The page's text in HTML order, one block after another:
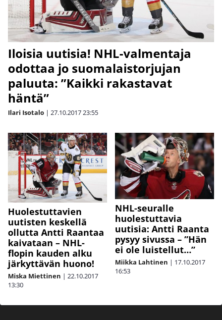
Iloisia uutisia! NHL-valmentaja
odottaa jo suomalaistorjujan
paluuta: ”Kaikki rakastavat
häntä”
Ilari Isotalo | 27.10.201723:55
Huolestuttavien
uutisten keskellä
ollutta Antti Raantaa
kaivataan – NHL-
flopin kauden alku
järkyttävän huono!
Miska Miettinen | 22.10.2017
13:30
NHL-seuralle
huolestuttavia
uutisia: Antti Raanta
pysyy sivussa – ”Hän
ei ole luistellut…”
Miikka Lahtinen | 17.10.2017
16:53